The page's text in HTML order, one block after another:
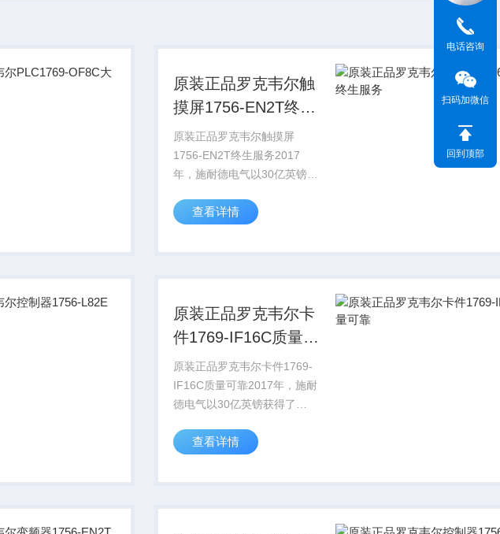
原装正品罗克韦尔触
摸屏1756-EN2T终生
服务
原装正品罗克韦尔触摸屏
1756-EN2T终生服务2017
年，施耐德电气以30亿英镑获
2022年9月，施耐德电气对
要约，该计划对AVEVA的...
查看详情
原装正品罗克韦尔卡
件1769-IF16C质量可
靠
原装正品罗克韦尔卡件1769-
IF16C质量可靠2017年，施耐
德电气以30亿英镑获得了
2022年9月，施耐德电气对
要约，该计划对AVEVA的...
查看详情
电话咨询
扫码加微信
回到顶部